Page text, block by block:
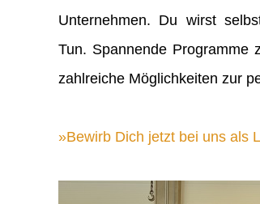
Unternehmen. Du wirst
Tun. Spannende Programme
zahlreiche Möglichkeiten zur
Bewirb Dich jetzt bei uns als